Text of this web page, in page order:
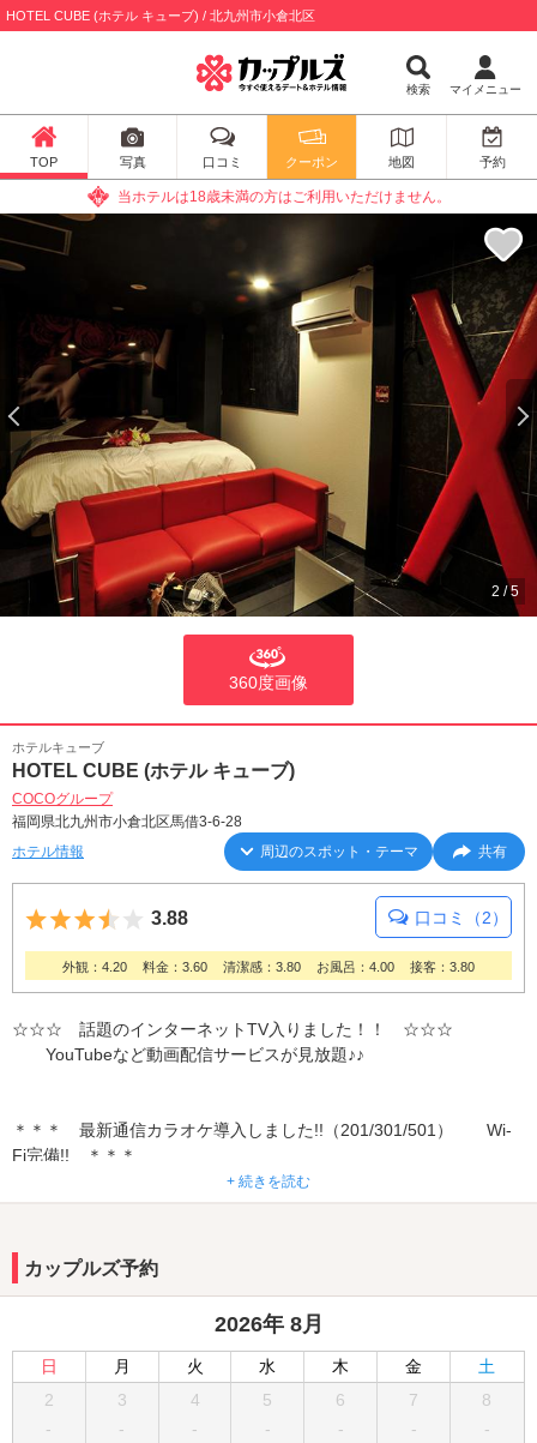
HOTEL CUBE (ホテル キューブ) / 北九州市小倉北区
検索 マイメニュー
TOP 写真 口コミ クーポン 地図 予約
当ホテルは18歳未満の方はご利用いただけません。
2 /5
360度画像
ホテルキューブ
HOTEL CUBE (ホテル キューブ)
COCOグループ
福岡県北九州市小倉北区馬借3-6-28
ホテル情報
周辺のスポット・テーマ 共有
5つ星のうち3.5
3.88 口コミ（2）
外観：4.20 料金：3.60 清潔感：3.80 お風呂：4.00 接客：3.80
☆☆☆ 話題のインターネットTV入りました！！ ☆☆☆
YouTubeなど動画配信サービスが見放題♪♪
＊＊＊ 最新通信カラオケ導入しました!!（201/301/501） Wi-
Fi完備!! ＊＊＊
＊＊＊ スロット入りました!!（201・306・501・506） ＊＊＊
■■■ナイトユース新登場！！■■■
土曜深夜もショート２時間、休憩3時間・5時間とお好きな時間が選
♪♪繁華街より徒歩圏の便利な立地のビル4階建て、16部屋のホテル
です。客室はコンパクトながら大人の感性に訴えるシンプルかつモ
ダンな空間となっております。料金も24時間利用できるショートタ
イム等、気軽にご利用できるホテルです。COCOグループの共通メ
+ 続きを読む
カップルズ予約
2026年 8月
日 月 火 水 木 金
土
2
-
3
-
4
-
5
-
6
-
7
-
8
-